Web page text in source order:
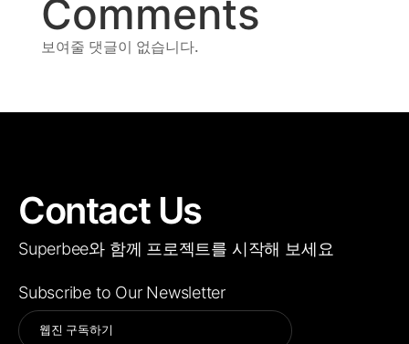
Comments
보여줄 댓글이 없습니다.
Contact Us
Superbee와 함께 프로젝트를 시작해 보세요
Subscribe to Our Newsletter
Alternative: